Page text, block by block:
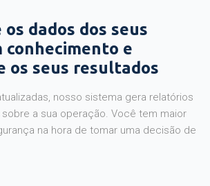
dados dos seus
conhecimento e
os seus resultados
nosso sistema gera relatórios
a sua operação. Você tem maior
na hora de tomar uma decisão de